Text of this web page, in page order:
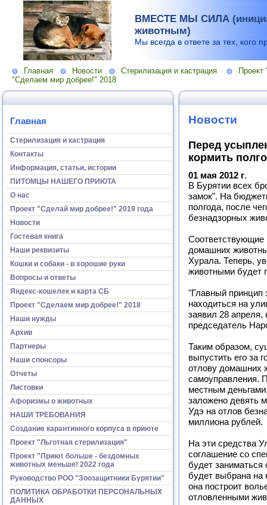
ВМЕСТЕ МЫ СИЛА
животным)
Мы всегда в ответе за тех, кого
Главная Новости Стерилизация и кастрация
"Сделаем мир добрее!" 2018
Главная
Стерилизация и кастрация
Контакты
Информация, статьи, истории
ПИТОМЦЫ НАШЕГО ПРИЮТА
О нас
Проект "Сделай мир добрее!" 2019 года
Новости
Гостевая книга
Наши реквизиты
Кошки и собаки - в хорошие руки
Вопросы и ответы
Яндекс-кошелек и карта СБ
Проект "Сделаем мир добрее!" 2018
Наши нужды
Архив
Партнеры
Наши спонсоры
Отчеты
Листовки
Афоризмы о животных
НАШИ ТРЕБОВАНИЯ
Создание карантинного корпуса в приюте
Проект "Льготная стерилизация"
Проект "Приют больше - бездомных
животных меньше! 2022 года
Руководство РОО "Зоозащитники Бурятии"
ПОЛИТИКА ОБРАБОТКИ ПЕРСОНАЛЬНЫХ
ДАННЫХ
Новости
Перед
кормить
01 мая 2012 г.
В Бурятии всех
замок". На
полгода, после
безнадзорных
Соответствующие
домашних
Хурала. Теперь,
животными будет
"Главный принцип
находиться на
заявил 28 апреля,
председатель
Таким образом,
выпустить его за
отлову домашних
самоуправления.
местным
заложено девять
Удэ на отлов
миллиона рублей.
На эти средства
соглашение со
будет заниматься
будет выбрана на
она построит
отловленными